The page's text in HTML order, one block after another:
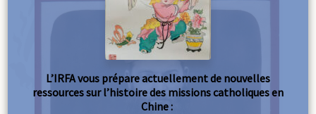
L’IRFA vous prépare actuellement de nouvelles
ressources sur l’histoire des missions catholiques en
Chine :